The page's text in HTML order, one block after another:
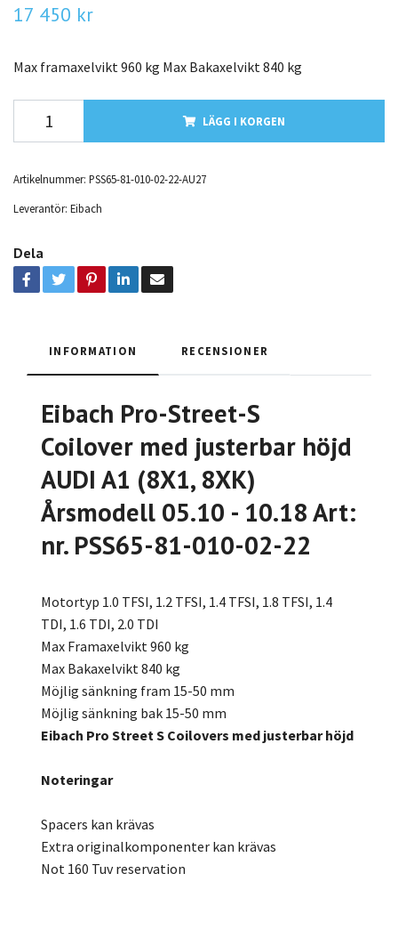
17 450 kr
Max framaxelvikt 960 kg Max Bakaxelvikt 840 kg
LÄGG I KORGEN
Artikelnummer: PSS65-81-010-02-22-AU27
Leverantör: Eibach
Dela
INFORMATION RECENSIONER
Eibach Pro-Street-S
Coilover med justerbar höjd
AUDI A1 (8X1, 8XK)
Årsmodell 05.10 - 10.18 Art:
nr. PSS65-81-010-02-22
Motortyp 1.0 TFSI, 1.2 TFSI, 1.4 TFSI, 1.8 TFSI, 1.4
TDI, 1.6 TDI, 2.0 TDI
Max Framaxelvikt 960 kg
Max Bakaxelvikt 840 kg
Möjlig sänkning fram 15-50 mm
Möjlig sänkning bak 15-50 mm
Eibach Pro Street S Coilovers med justerbar höjd
Noteringar
Spacers kan krävas
Extra originalkomponenter kan krävas
Not 160 Tuv reservation